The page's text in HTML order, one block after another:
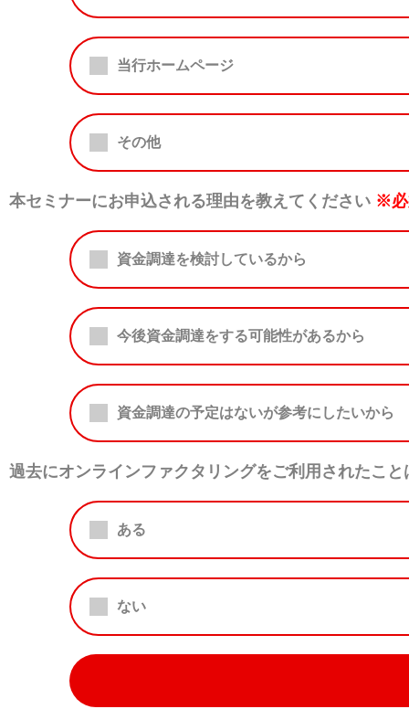
当行ホームページ
その他
本セミナーにお申込される理由を教えてください ※
資金調達を検討しているから
今後資金調達をする可能性があるから
資金調達の予定はないが参考にしたいから
過去にオンラインファクタリングをご利用されたこと
ある
ない